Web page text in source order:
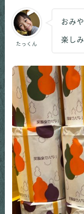
たっくん
おみ
楽し